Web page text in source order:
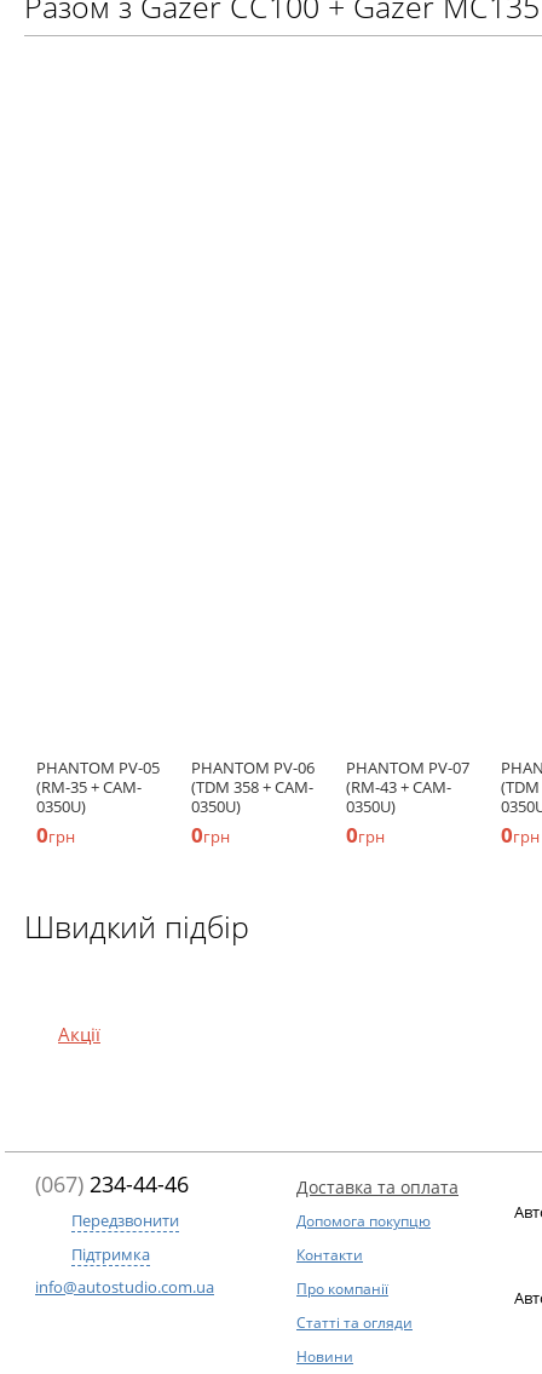
PHANTOM PV-05
(RM-35 + CAM-
0350U)
0грн
PHANTOM PV-06
(TDM 358 + CAM-
0350U)
0грн
PHANTOM PV-07
(RM-43 + CAM-
0350U)
0грн 0грн
Швидкий підбір
Акції
(067) 234-44-46
Передзвонити
Підтримка
info@autostudio.com.ua
Доставка та оплата
Допомога покупцю
Контакти
Про компанії
Статті та огляди
Новини